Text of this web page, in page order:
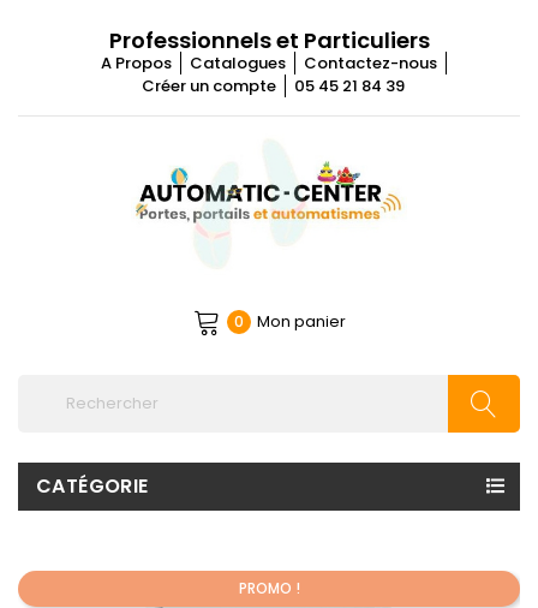
Professionnels et Particuliers
A Propos Catalogues
Contactez-nous
Créer un compte
05 45 21 84 39
0 Mon panier
CATÉGORIE
PROMO !